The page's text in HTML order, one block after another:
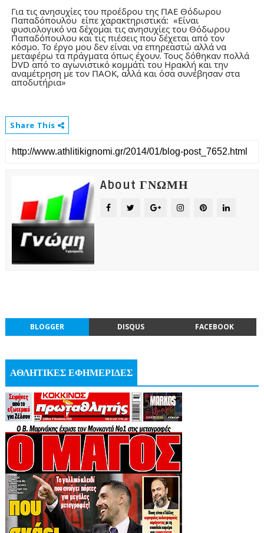
Για τις ανησυχίες του προέδρου της ΠΑΕ Θόδωρου
Παπαδόπουλου είπε χαρακτηριστικά: «Είναι
φυσιολογικό να δέχομαι τις ανησυχίες του Θόδωρου
Παπαδόπουλου και τις πιέσεις που δέχεται από τον
κόσμο. Το έργο μου δεν είναι να επηρεαστώ αλλά να
μεταφέρω τα πράγματα όπως έχουν. Τους δόθηκαν πολλά
DVD από το αγωνιστικό κομμάτι του Ηρακλή και την
αναμέτρηση με τον ΠΑΟΚ, αλλά και όσα συνέβησαν στα
αποδυτήρια»
Share This
About ΓΝΩΜΗ
BLOGGER DISQUS FACEBOOK
ΑΘΛΗΤΙΚΕΣ ΕΦΗΜΕΡΙΔΕΣ